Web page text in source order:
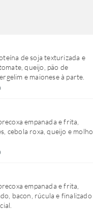
de soja texturizada e
queijo, pão de
com gergelim e maionese à parte.
empanada e frita,
cebola roxa, queijo e molho
empanada e frita,
bacon, rúcula e finalizado